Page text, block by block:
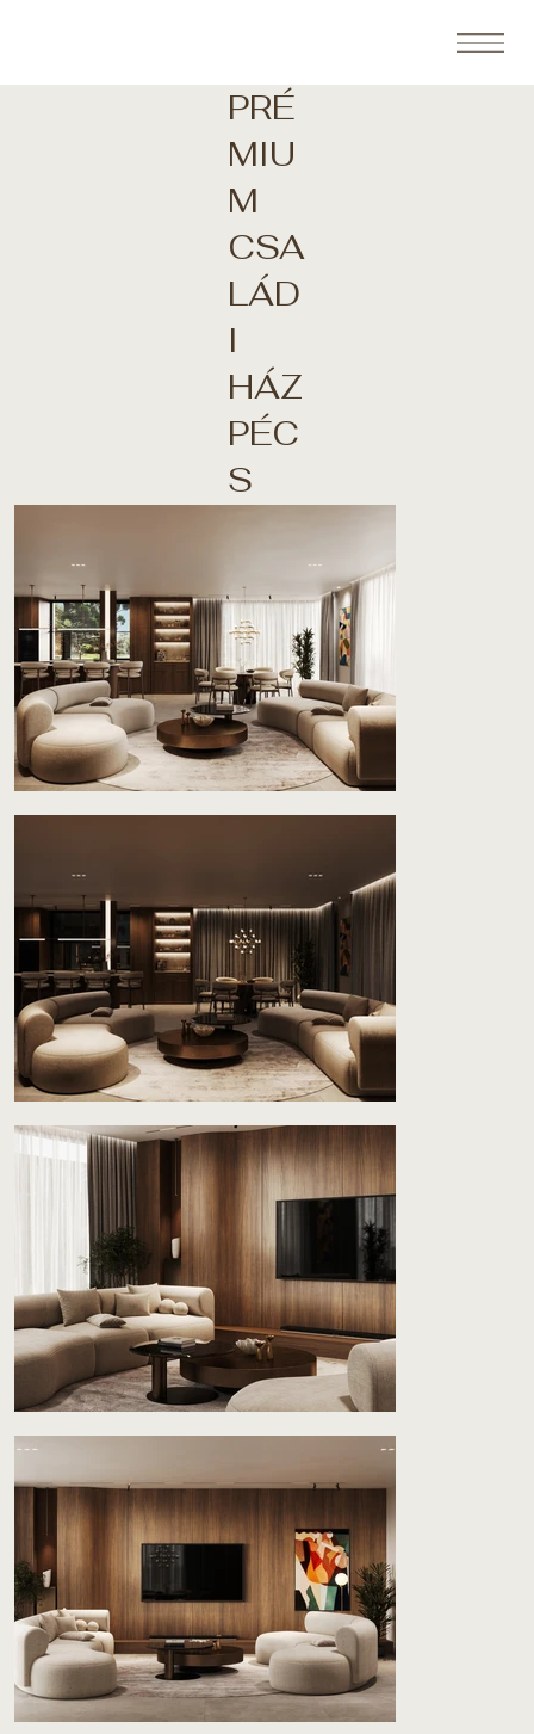
PRÉ
MIU
M
CSA
LÁD
I
HÁZ
PÉC
S